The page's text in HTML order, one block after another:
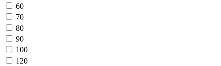
60
70
80
90
100
120